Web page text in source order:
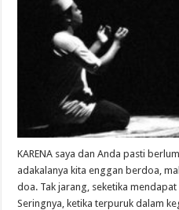
KARENA saya dan Anda pasti
adakalanya kita enggan berdoa,
doa. Tak jarang, seketika
Seringnya, ketika terpuruk dalam